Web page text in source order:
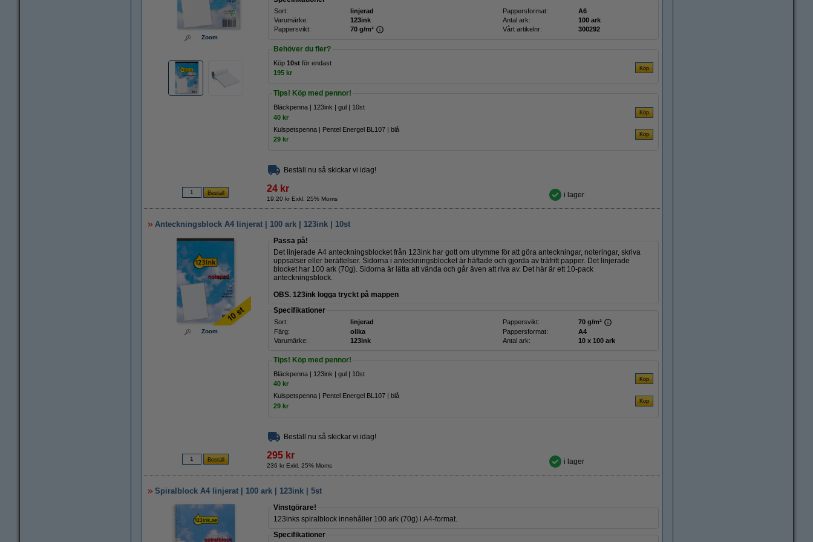
Zoom
Sort: linjerad Pappersformat:
A6
Varumärke:
123ink Antal ark:
100 ark
Pappersvikt:
70 g/m² Vårt artikelnr: 300292
Behöver du fler?
Köp 10st för endast
195 kr
Tips! Köp med pennor!
Bläckpenna | 123ink | gul | 10st
40 kr
Kulspetspenna | Pentel Energel BL107 | blå
29 kr
Beställ nu så skickar vi idag!
24 kr
19,20 kr Exkl. 25% Moms i lager
Anteckningsblock A4 linjerat | 100 ark | 123ink | 10st
Zoom
Passa på!
Det linjerade A4 anteckningsblocket från 123ink har gott om utrymme för att göra anteckningar, noteringar, skriva
uppsatser eller berättelser. Sidorna i anteckningsblocket är häftade och gjorda av träfritt papper. Det linjerade
blocket har 100 ark (70g). Sidorna är lätta att vända och går även att riva av. Det här är ett 10-pack
anteckningsblock.
OBS. 123ink logga tryckt på mappen
Specifikationer
Sort: linjerad Pappersvikt:
70 g/m²
Färg:
olika Pappersformat:
A4
Varumärke:
123ink Antal ark: 10 x 100 ark
Tips! Köp med pennor!
Bläckpenna | 123ink | gul | 10st
40 kr
Kulspetspenna | Pentel Energel BL107 | blå
29 kr
Beställ nu så skickar vi idag!
295 kr
236 kr Exkl. 25% Moms i lager
Spiralblock A4 linjerat | 100 ark | 123ink | 5st
Vinstgörare!
123inks spiralblock innehåller 100 ark (70g) i A4-format.
Specifikationer